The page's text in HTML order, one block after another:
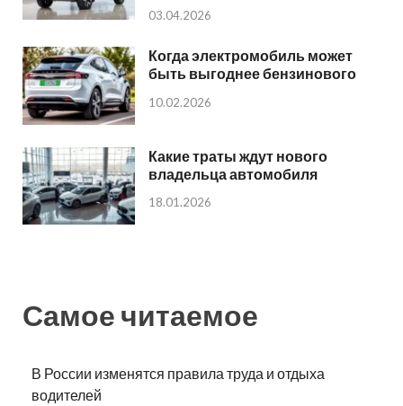
03.04.2026
Когда электромобиль может
быть выгоднее бензинового
10.02.2026
Какие траты ждут нового
владельца автомобиля
18.01.2026
Самое читаемое
В России изменятся правила труда и отдыха
водителей